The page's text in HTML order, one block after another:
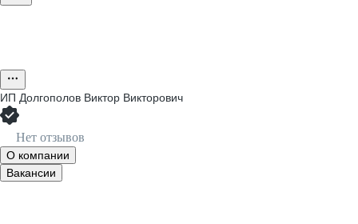
ИП Долгополов Виктор Викторович
Нет отзывов
О компании
Вакансии